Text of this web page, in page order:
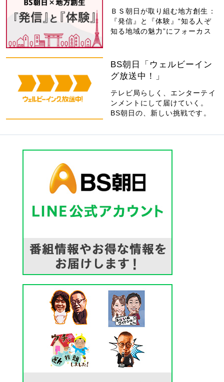
ＢＳ朝日が取り組む地方創生：
『発信』と『体験』“知る人ぞ
知る地域の魅力”にフォーカス
BS朝日「ウェルビーイン
グ放送中！」
テレビ局らしく、エンターテイ
ンメントにして届けていく。
BS朝日の、新しい挑戦です。